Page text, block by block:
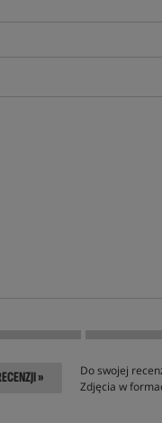
»
Do swojej
Zdjęcia w